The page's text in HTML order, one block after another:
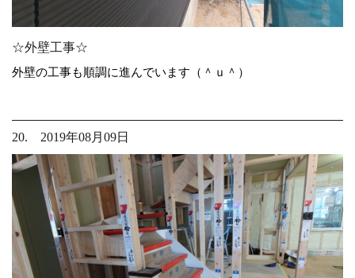
☆外壁工事☆
外壁の工事も順調に進んでいます（＾ｕ＾）
20. 2019年08月09日